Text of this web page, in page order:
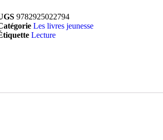
9782925022794
Les livres jeunesse
Lecture